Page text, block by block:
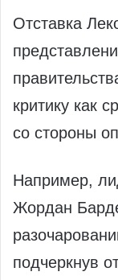
Отставка
критику как
со стороны
Например,
Жордан
подчеркнув